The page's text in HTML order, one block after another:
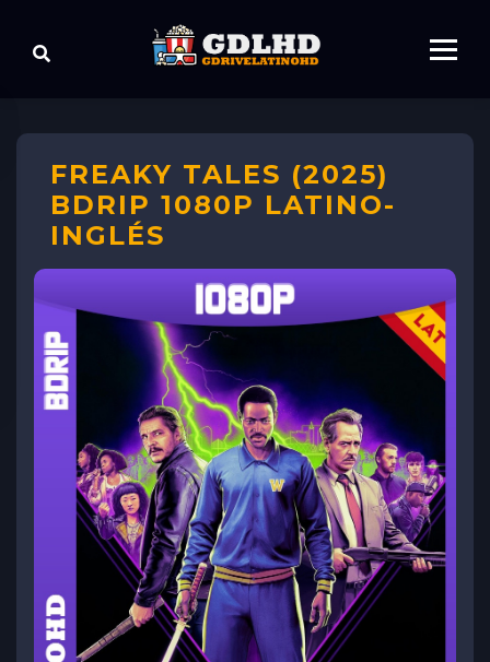
FREAKY TALES (2025)
BDRIP 1080P LATINO-
INGLÉS